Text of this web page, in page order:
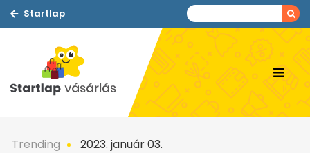
Startlap
Trending 2023. január 03.